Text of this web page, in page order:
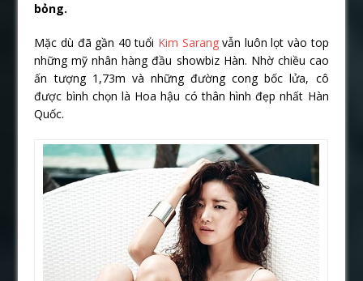
bỏng.
Mặc dù đã gần 40 tuổi Kim Sarangvẫn luôn lọt vào top
những mỹ nhân hàng đầu showbiz Hàn. Nhờ chiều cao
ấn tượng 1,73m và những đường cong bốc lửa, cô
được bình chọn là Hoa hậu có thân hình đẹp nhất Hàn
Quốc.